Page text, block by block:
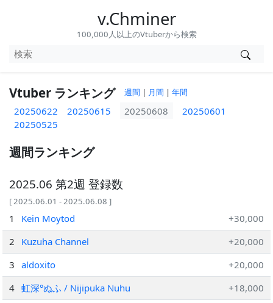
v.Chminer
100,000人以上のVtuberから検索
Vtuber ランキング 週間 | 月間 | 年間
20250622 20250615 20250608
20250601
20250525
週間ランキング
2025.06 第2週 登録数
[ 2025.06.01 - 2025.06.08 ]
1 Kein Moytod
+30,000
2
Kuzuha Channel
+20,000
3
aldoxito
+20,000
4 虹深°ぬふ / Nijipuka Nuhu
+18,000